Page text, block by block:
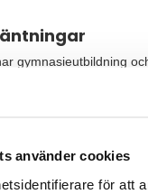
använder cookies
för att
gymnasieutbildning
eller motsvarande,
löneadministrativt
lagar och
samt har god